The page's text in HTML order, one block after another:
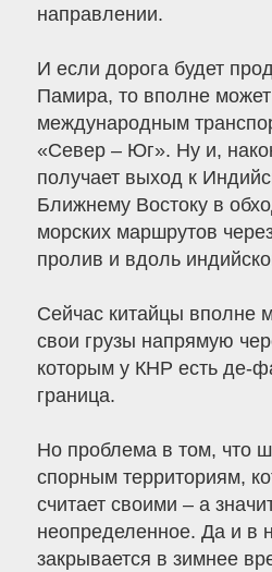
направлении.
И если дорога будет
Памира, то вполне
международным
«Север – Юг». Ну и,
получает выход к
Ближнему Востоку в
морских маршрутов
пролив и вдоль
Сейчас китайцы вполне
свои грузы напрямую
которым у КНР есть де-
граница.
Но проблема в том, что
спорным территориям,
считает своими – а
неопределенное. Да и в
закрывается в зимнее